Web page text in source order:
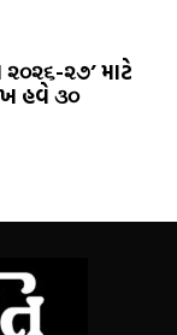
૨૦૨૬-૨૭’ માટે
હવે ૩૦